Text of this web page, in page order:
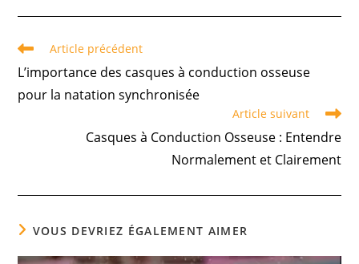
Article précédent
L’importance des casques à conduction osseuse
pour la natation synchronisée
Article suivant
Casques à Conduction Osseuse : Entendre
Normalement et Clairement
VOUS DEVRIEZ ÉGALEMENT AIMER